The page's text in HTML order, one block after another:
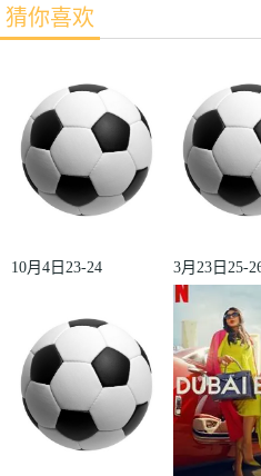
猜你喜欢
10月4日23-24
赛第2轮那不
勒斯VS皇家
马德里
3月23日25-
赛季法甲第27
轮雷恩VS梅
斯